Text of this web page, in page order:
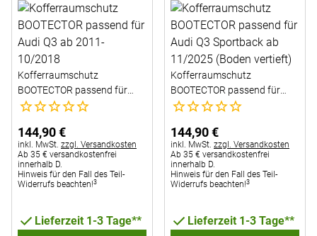
Kofferraumschutz
BOOTECTOR passend für
Audi Q3 ab 2011-10/2018
Noch keine Bewertungen abgegeben
144,90€
Steuerhinweis:
inkl. MwSt. zzgl. Versandkosten
Ab 35 € versandkostenfrei
innerhalb D.
Hinweis für den Fall des Teil-
Widerrufs beachten!3
Lieferzeit 1-3 Tage**
Kofferraumschutz
BOOTECTOR passend für
Audi Q3 Sportback ab
Noch keine Bewertungen
144,90€
Steuerhinweis:
inkl. MwSt. zzgl. Versandkosten
Ab 35 € versandkostenfrei
innerhalb D.
Hinweis für den Fall des Teil-
Widerrufs beachten!3
Lieferzeit 1-3 Tage**